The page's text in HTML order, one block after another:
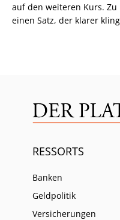
auf den weiteren Kurs.
einen Satz, der klarer
RESSORTS
Banken
Geldpolitik
Versicherungen